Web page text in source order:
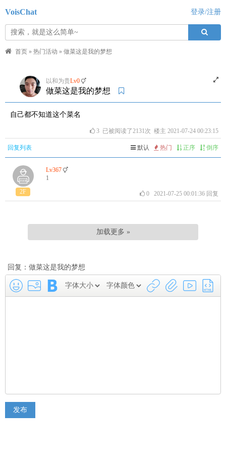
VoisChat 登录/注册
首页 » 热门活动 » 做菜这是我的梦想
以和为贵Lv0
做菜这是我的梦想
自己都不知道这个菜名
3 已被阅读了2131次 楼主 2021-07-24 00:23:15
回复列表 默认 热门 正序 倒序
2F
Lv367
1
02021-07-25 00:01:36 回复
加载更多 »
回复：做菜这是我的梦想
发布